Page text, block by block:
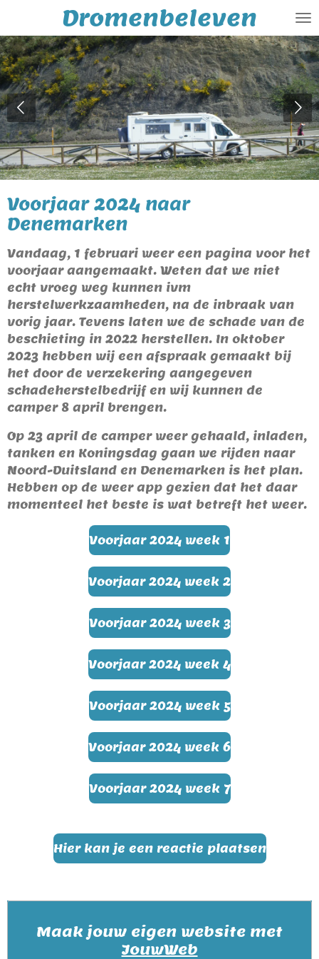
naar
de
hoofdinhoud
Dromenbeleven
Voorjaar 2024 naar
Denemarken
Vandaag, 1 februari weer een pagina voor het
voorjaar aangemaakt. Weten dat we niet
echt vroeg weg kunnen ivm
herstelwerkzaamheden, na de inbraak van
vorig jaar. Tevens laten we de schade van de
beschieting in 2022 herstellen. In oktober
2023 hebben wij een afspraak gemaakt bij
het door de verzekering aangegeven
schadeherstelbedrijf en wij kunnen de
camper 8 april brengen.
Op 23 april de camper weer gehaald, inladen,
tanken en Koningsdag gaan we rijden naar
Noord-Duitsland en Denemarken is het plan.
Hebben op de weer app gezien dat het daar
momenteel het beste is wat betreft het weer.
Voorjaar 2024 week 1
Voorjaar 2024 week 2
Voorjaar 2024 week 3
Voorjaar 2024 week 4
Voorjaar 2024 week 5
Voorjaar 2024 week 6
Voorjaar 2024 week 7
Hier kan je een reactie plaatsen
Maak jouw eigen website met
JouwWeb